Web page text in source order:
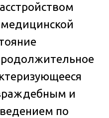
и
по